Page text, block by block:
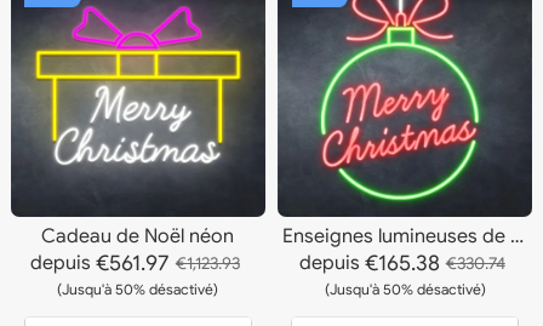
Cadeau de Noël néon
depuis€561.97 €1,123.93
(Jusqu'à 50% désactivé)
Enseignes lumineuses de Noël
depuis€165.38 €330.74
(Jusqu'à 50% désactivé)